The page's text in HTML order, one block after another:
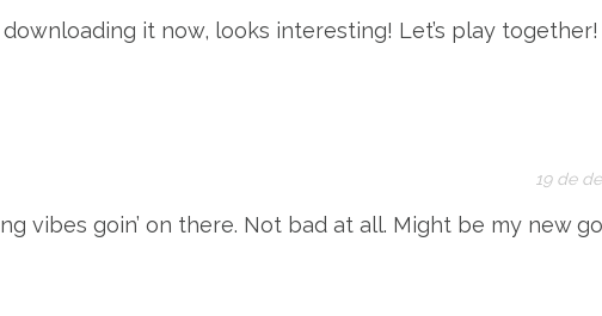
it now, looks interesting! Let’s play
19 de
vibes goin’ on there. Not bad at all. Might be my new